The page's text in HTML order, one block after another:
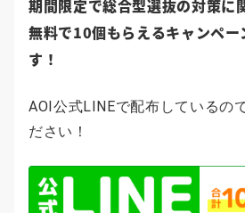
期間限定で総合型選抜の対策に
無料で10個もらえるキャンペー
す！
AOI公式LINEで配布しているの
ださい！